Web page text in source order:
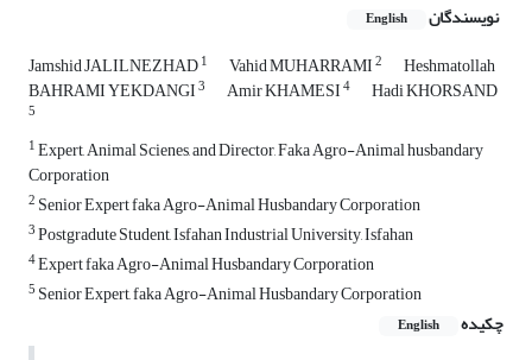
نویسندگان English
Jamshid JALILNEZHAD1 Vahid MUHARRAMI2 Heshmatollah
BAHRAMI YEKDANGI3 Amir KHAMESI4 Hadi KHORSAND
5
1Expert, Animal Scienes, and Director, Faka Agro-Animal husbandary
Corporation
2 Senior Expert faka Agro-Animal Husbandary Corporation
3Postgradute Student, Isfahan Industrial University, Isfahan
4Expert faka Agro-Animal Husbandary Corporation
5 Senior Expert, faka Agro-Animal Husbandary Corporation
چکیده
English